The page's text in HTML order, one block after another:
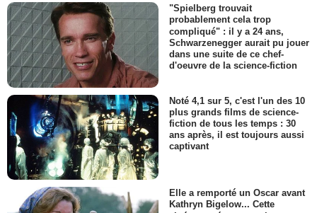
"Spielberg trouvait
probablement cela trop
compliqué" : il y a 24 ans,
Schwarzenegger aurait pu jouer
dans une suite de ce chef-
d'oeuvre de la science-fiction
Noté 4,1 sur 5, c'est l'un des 10
plus grands films de science-
fiction de tous les temps : 30
ans après, il est toujours aussi
captivant
Elle a remporté un Oscar avant
Kathryn Bigelow... Cette